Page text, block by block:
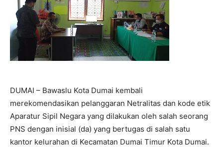
DUMAI – Bawaslu Kota Dumai kembali
merekomendasikan pelanggaran Netralitas dan kode etik
Aparatur Sipil Negara yang dilakukan oleh salah seorang
PNS dengan inisial (da) yang bertugas di salah satu
kantor kelurahan di Kecamatan Dumai Timur Kota Dumai.